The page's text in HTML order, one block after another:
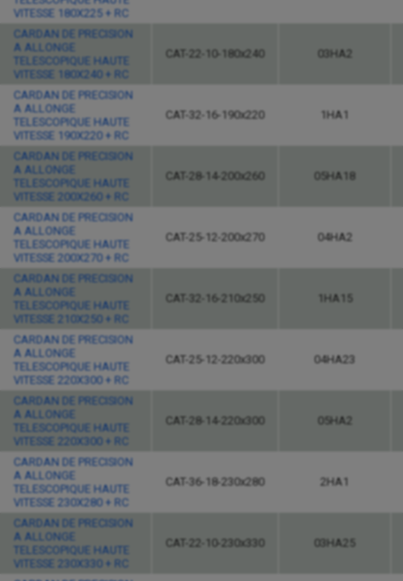
VITESSE 180X225 + RC
CARDAN DE PRECISION
A ALLONGE
TELESCOPIQUE HAUTE
VITESSE 180X240 + RC
CAT-22-10-180x240 03HA2
CARDAN DE PRECISION
A ALLONGE
TELESCOPIQUE HAUTE
VITESSE 190X220 + RC
CAT-32-16-190x220 1HA1
CARDAN DE PRECISION
A ALLONGE
TELESCOPIQUE HAUTE
VITESSE 200X260 + RC
CAT-28-14-200x260 05HA18
CARDAN DE PRECISION
A ALLONGE
TELESCOPIQUE HAUTE
VITESSE 200X270 + RC
CAT-25-12-200x270 04HA2
CARDAN DE PRECISION
A ALLONGE
TELESCOPIQUE HAUTE
VITESSE 210X250 + RC
CAT-32-16-210x250 1HA15
CARDAN DE PRECISION
A ALLONGE
TELESCOPIQUE HAUTE
VITESSE 220X300 + RC
CAT-25-12-220x300 04HA23
CARDAN DE PRECISION
A ALLONGE
TELESCOPIQUE HAUTE
VITESSE 220X300 + RC
CAT-28-14-220x300 05HA2
CARDAN DE PRECISION
A ALLONGE
TELESCOPIQUE HAUTE
VITESSE 230X280 + RC
CAT-36-18-230x280 2HA1
CARDAN DE PRECISION
A ALLONGE
TELESCOPIQUE HAUTE
VITESSE 230X330 + RC
CAT-22-10-230x330 03HA25